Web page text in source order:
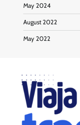
May 2024
August 2022
May 2022